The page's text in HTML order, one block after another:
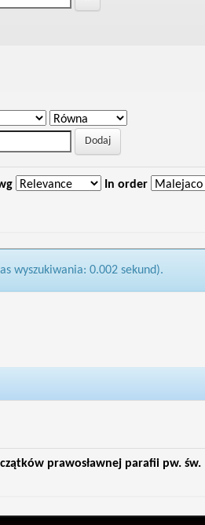
In order
wyszukiwania: 0.002 sekund).
prawosławnej parafii pw. św.